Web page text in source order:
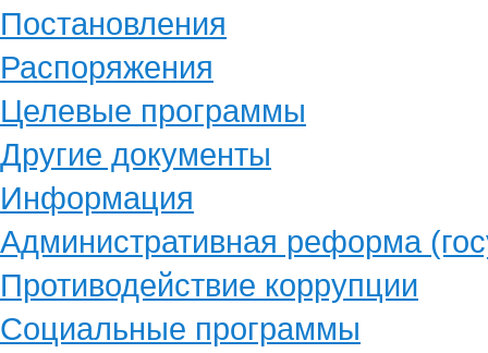
Постановления
Распоряжения
Целевые программы
Другие документы
Информация
Административная реформа
Противодействие коррупции
Социальные программы